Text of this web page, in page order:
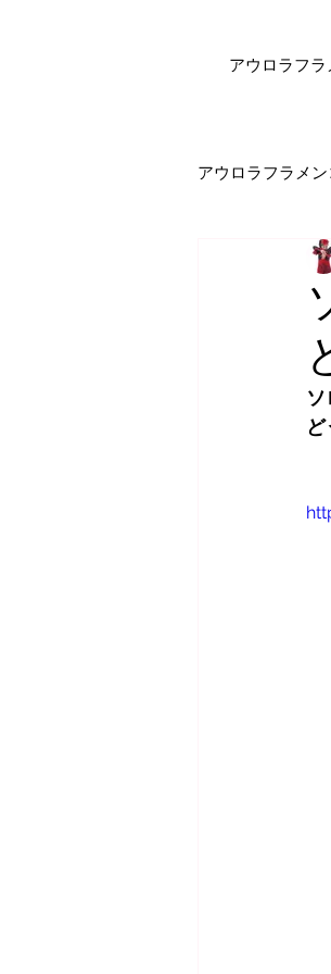
アウロラフラ
アウロラフラメ
健康・美容
オンライン
セビジャ
魅力的な
ソ
ど